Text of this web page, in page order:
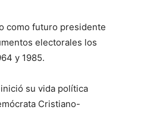
como futuro presidente
electorales los
y 1985.
su vida política
Cristiano-